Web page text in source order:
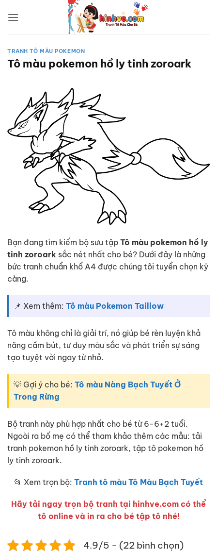
qua
TRANH TÔ MÀU POKEMON
Tô màu pokemon hồ ly tinh zoroark
Bạn đang tìm kiếm bộ sưu tập Tô màu pokemon hồ ly
tinh zoroark sắc nét nhất cho bé? Dưới đây là những
bức tranh chuẩn khổ A4 được chúng tôi tuyển chọn kỹ
càng.
📌 Xem thêm: Tô màu Pokemon Taillow
Tô màu không chỉ là giải trí, nó giúp bé rèn luyện khả
năng cầm bút, tư duy màu sắc và phát triển sự sáng
tạo tuyệt vời ngay từ nhỏ.
💡 Gợi ý cho bé: Tô màu Nàng Bạch Tuyết Ở
Trong Rừng
Bộ tranh này phù hợp nhất cho bé từ 6-6+2 tuổi.
Ngoài ra bố mẹ có thể tham khảo thêm các mẫu: tải
tranh pokemon hồ ly tinh zoroark, tập tô pokemon hồ
ly tinh zoroark.
📂 Xem trọn bộ: Tranh tô màu Tô Màu Bạch Tuyết
Hãy tải ngay trọn bộ tranh tại hinhve.com có thể
tô online và in ra cho bé tập tô nhé!
4.9/5 - (22 bình chọn)